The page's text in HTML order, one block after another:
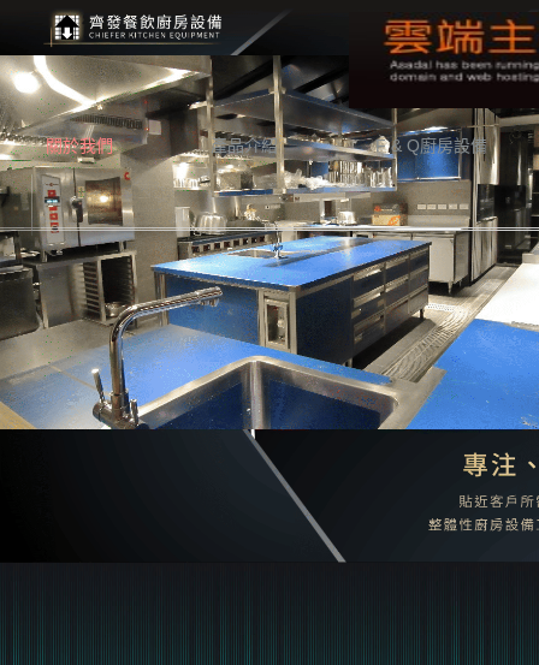
關於我們 產品介紹 F & Q廚房設備